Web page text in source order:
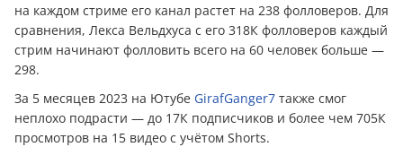
на каждом стриме его канал растет на 238 фолловеров. Для
сравнения, Лекса Вельдхуса с его 318К фолловеров каждый
стрим начинают фолловить всего на 60 человек больше —
298.
За 5 месяцев 2023 на Ютубе GirafGanger7 также смог
неплохо подрасти — до 17К подписчиков и более чем 705К
просмотров на 15 видео с учётом Shorts.